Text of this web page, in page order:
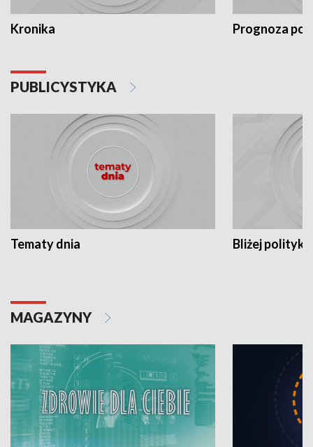
Kronika Prognoza
PUBLICYSTYKA
Tematy dnia Bliżej polityki
MAGAZYNY